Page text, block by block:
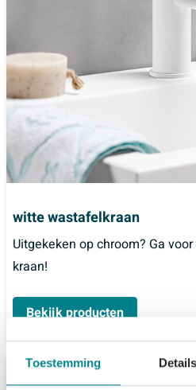
Toestemming Details
witte wastafelkraan
Uitgekeken op chroom? Ga
kraan!
Bekijk producten